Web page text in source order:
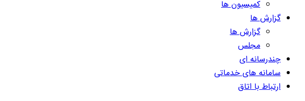
کمیسیون ها
گزارش ها
گزارش ها
مجلس
چندرسانه ای
سامانه های خدماتی
ارتباط با اتاق